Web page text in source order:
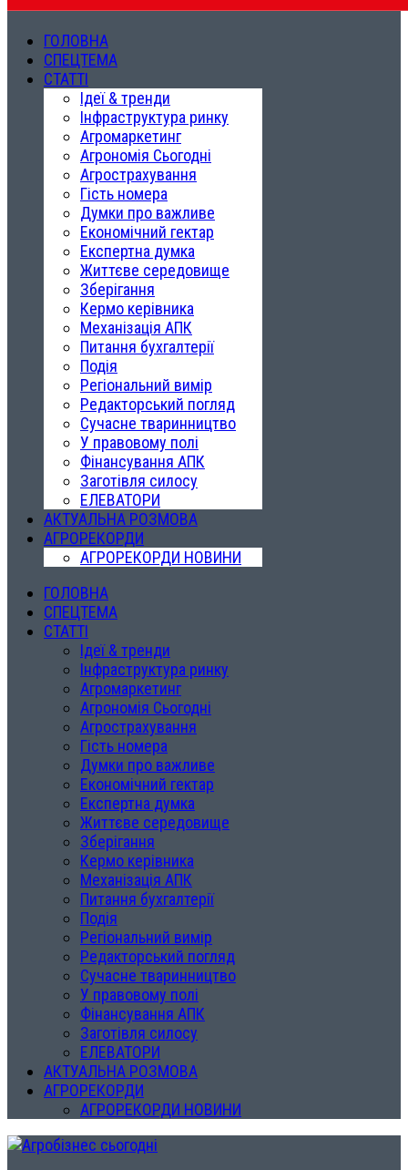
ГОЛОВНА
СПЕЦТЕМА
СТАТТІ
Ідеї & тренди
Інфраструктура ринку
Агромаркетинг
Агрономія Сьогодні
Агрострахування
Гість номера
Думки про важливе
Економічний гектар
Експертна думка
Життєве середовище
Зберігання
Кермо керівника
Механізація АПК
Питання бухгалтерії
Подія
Регіональний вимір
Редакторський погляд
Сучасне тваринництво
У правовому полі
Фінансування АПК
Заготівля силосу
ЕЛЕВАТОРИ
АКТУАЛЬНА РОЗМОВА
АГРОРЕКОРДИ
АГРОРЕКОРДИ НОВИНИ
ГОЛОВНА
СПЕЦТЕМА
СТАТТІ
Ідеї & тренди
Інфраструктура ринку
Агромаркетинг
Агрономія Сьогодні
Агрострахування
Гість номера
Думки про важливе
Економічний гектар
Експертна думка
Життєве середовище
Зберігання
Кермо керівника
Механізація АПК
Питання бухгалтерії
Подія
Регіональний вимір
Редакторський погляд
Сучасне тваринництво
У правовому полі
Фінансування АПК
Заготівля силосу
ЕЛЕВАТОРИ
АКТУАЛЬНА РОЗМОВА
АГРОРЕКОРДИ
АГРОРЕКОРДИ НОВИНИ